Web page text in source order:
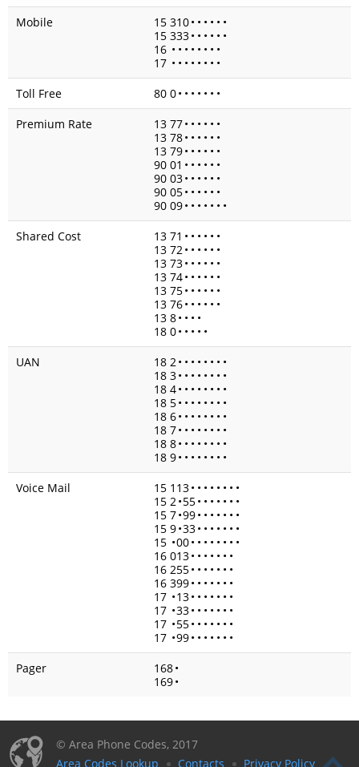
Mobile
15 310• • • • • •
15 333• • • • • •
16 • • • • • • • •
17 • • • • • • • •
Toll Free
80 0• • • • • • •
Premium Rate
13 77• • • • • •
13 78• • • • • •
13 79• • • • • •
90 01 • • • • • •
90 03• • • • • •
90 05• • • • • •
90 09• • • • • • •
Shared Cost
13 71 • • • • • •
13 72• • • • • •
13 73• • • • • •
13 74• • • • • •
13 75• • • • • •
13 76• • • • • •
13 8• • • •
18 0• • • • •
UAN
18 2• • • • • • • •
18 3• • • • • • • •
18 4• • • • • • • •
18 5• • • • • • • •
18 6• • • • • • • •
18 7• • • • • • • •
18 8• • • • • • • •
18 9• • • • • • • •
Voice Mail
15 113• • • • • • • •
15 2•55• • • • • • •
15 7•99• • • • • • •
15 9•33• • • • • • •
15 •00• • • • • • • •
16 013• • • • • • •
16 255• • • • • • •
16 399• • • • • • •
17 •13• • • • • • •
17 •33• • • • • • •
17 •55• • • • • • •
17 •99• • • • • • •
Pager
168•
169•
© Area Phone Codes, 2017
Area Codes Lookup
Contacts Privacy Policy